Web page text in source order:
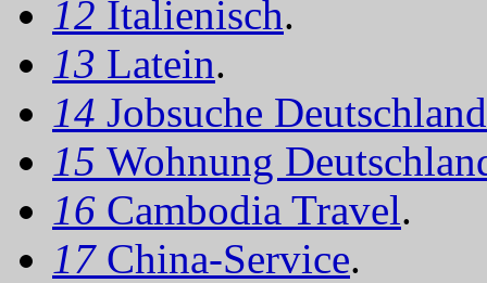
12 Italienisch.
13 Latein.
14 Jobsuche Deutschland
15 Wohnung
16 Cambodia Travel.
17 China-Service.